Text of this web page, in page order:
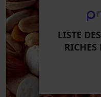
LISTE
RICHES